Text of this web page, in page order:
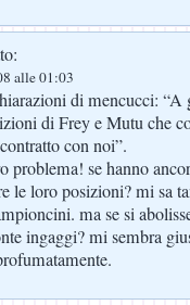
alle 01:03
di mencucci: “A
di Frey e Mutu che
con noi”.
problema! se hanno
le loro posizioni? mi sa
ma se si
ingaggi? mi sembra